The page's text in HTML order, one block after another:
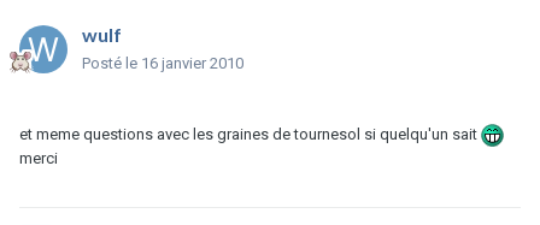
wulf
Posté le 16 janvier 2010
et meme questions avec les graines de tournesol si quelqu'un sait
merci